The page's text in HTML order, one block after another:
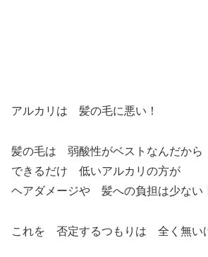
アルカリは 髪の毛に悪い！
髪の毛は 弱酸性がベストなんだから
できるだけ 低いアルカリの方が
ヘアダメージや 髪への負担は少ない
これを 否定するつもりは 全く無い